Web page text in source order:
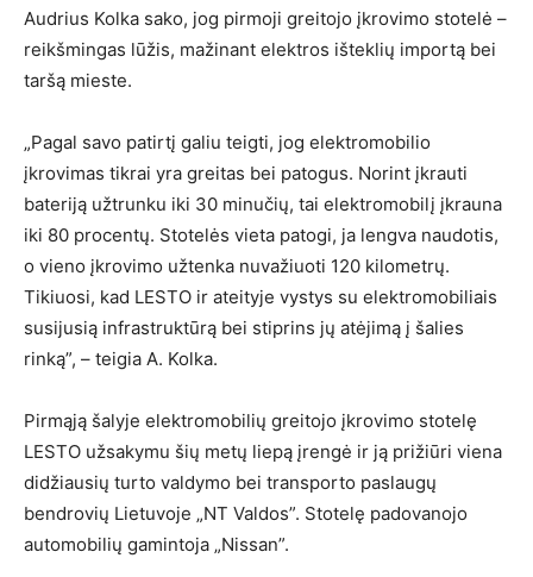
Audrius Kolka sako, jog pirmoji greitojo įkrovimo stotelė –
reikšmingas lūžis, mažinant elektros išteklių importą bei
taršą mieste.
„Pagal savo patirtį galiu teigti, jog elektromobilio
įkrovimas tikrai yra greitas bei patogus. Norint įkrauti
bateriją užtrunku iki 30 minučių, tai elektromobilį įkrauna
iki 80 procentų. Stotelės vieta patogi, ja lengva naudotis,
o vieno įkrovimo užtenka nuvažiuoti 120 kilometrų.
Tikiuosi, kad LESTO ir ateityje vystys su elektromobiliais
susijusią infrastruktūrą bei stiprins jų atėjimą į šalies
rinką”, – teigia A. Kolka.
Pirmąją šalyje elektromobilių greitojo įkrovimo stotelę
LESTO užsakymu šių metų liepą įrengė ir ją prižiūri viena
didžiausių turto valdymo bei transporto paslaugų
bendrovių Lietuvoje „NT Valdos”. Stotelę padovanojo
automobilių gamintoja „Nissan”.